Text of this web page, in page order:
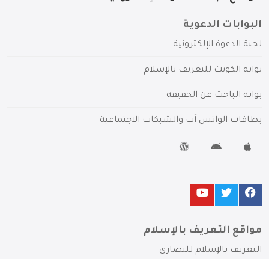
البوابات الدعوية
لجنة الدعوة الإلكترونية
بوابة الكويت للتعريف بالإسلام
بوابة الباحث عن الحقيقة
بطاقات الواتس آب والشبكات الاجتماعية
مواقع التعريف بالإسلام
التعريف بالإسلام للنصارى